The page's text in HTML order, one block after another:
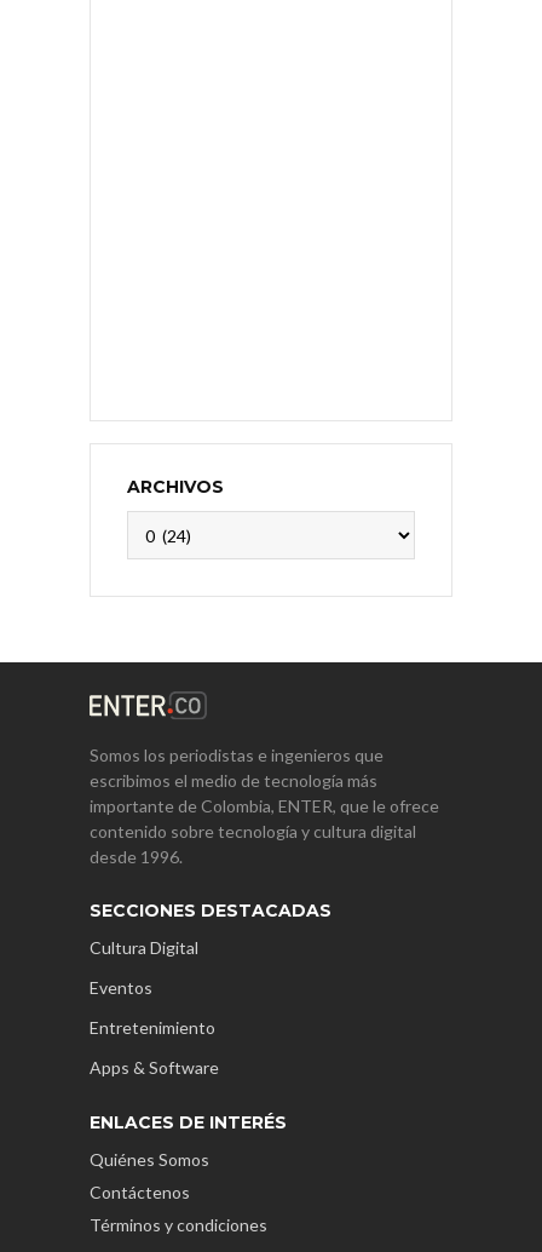
ARCHIVOS
Somos los periodistas e ingenieros que
escribimos el medio de tecnología más
importante de Colombia, ENTER, que le ofrece
contenido sobre tecnología y cultura digital
desde 1996.
SECCIONES DESTACADAS
Cultura Digital
Eventos
Entretenimiento
Apps & Software
ENLACES DE INTERÉS
Quiénes Somos
Contáctenos
Términos y condiciones